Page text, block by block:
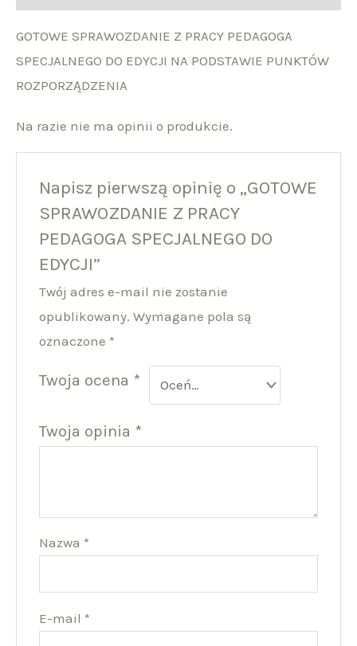
GOTOWE SPRAWOZDANIE Z PRACY PEDAGOGA
SPECJALNEGO DO EDYCJI NA PODSTAWIE PUNKTÓW
ROZPORZĄDZENIA
Na razie nie ma opinii o produkcie.
Napisz pierwszą opinię o „GOTOWE
SPRAWOZDANIE Z PRACY
PEDAGOGA SPECJALNEGO DO
EDYCJI”
Twój adres e-mail nie zostanie
opublikowany. Wymagane pola są
oznaczone *
Twoja ocena *
Twoja opinia *
Nazwa *
E-mail *